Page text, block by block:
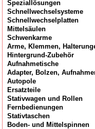
Speziallösungen
Schnellwechselsysteme
Schnellwechselplatten
Mittelsäulen
Schwenkarme
Arme, Klemmen,
Hintergrund-Zubehör
Aufnahmetische
Adapter, Bolzen,
Autopole
Ersatzteile
Stativwagen und Rollen
Fernbedienungen
Stativtaschen
Boden- und Mittelspinnen